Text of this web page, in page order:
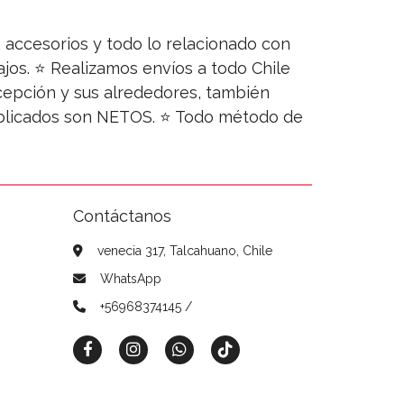
accesorios y todo lo relacionado con
⭐ Realizamos envíos a todo Chile
y sus alrededores, también
son NETOS. ⭐ Todo método de
Contáctanos
venecia 317, Talcahuano, Chile
WhatsApp
+56968374145 /